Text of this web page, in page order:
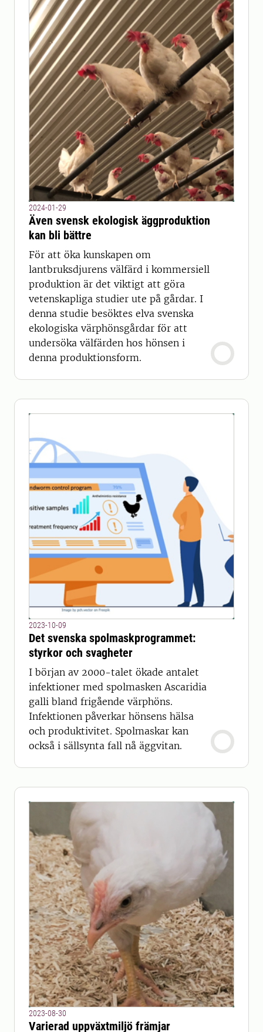
2024-01-29
Även svensk ekologisk äggproduktion
kan bli bättre
För att öka kunskapen om
lantbruksdjurens välfärd i kommersiell
produktion är det viktigt att göra
vetenskapliga studier ute på gårdar. I
denna studie besöktes elva svenska
ekologiska värphönsgårdar för att
undersöka välfärden hos hönsen i
denna produktionsform.
2023-10-09
Det svenska spolmaskprogrammet:
styrkor och svagheter
I början av 2000-talet ökade antalet
infektioner med spolmasken Ascaridia
galli bland frigående värphöns.
Infektionen påverkar hönsens hälsa
och produktivitet. Spolmaskar kan
också i sällsynta fall nå äggvitan.
2023-08-30
Varierad uppväxtmiljö främjar